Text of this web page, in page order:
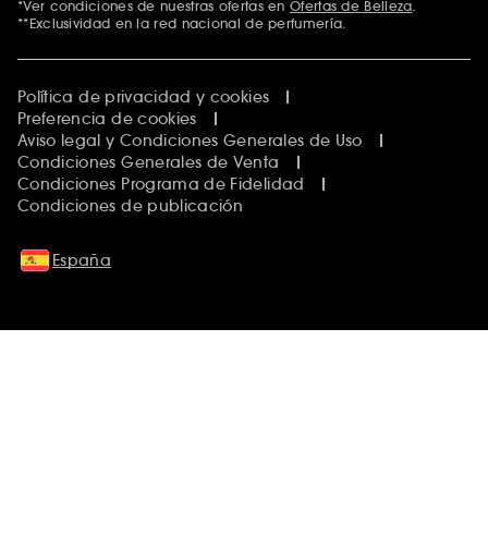
*Ver condiciones de nuestras ofertas en Ofertas de Belleza
**Exclusividad en la red nacional de perfumería.
Política de privacidad y cookies
Preferencia de cookies
Aviso legal y Condiciones Generales de Uso
Condiciones Generales de Venta
Condiciones Programa de Fidelidad
Condiciones de publicación
España